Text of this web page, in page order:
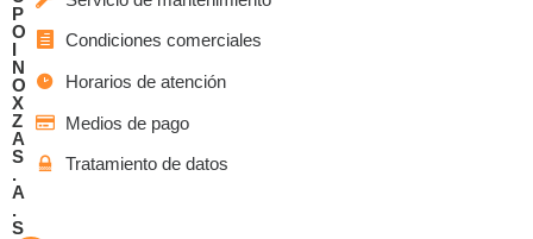
P
O
I
N
O
X
Z
A
S
.
A
.
S
Condiciones comerciales
Horarios de atención
Medios de pago
Tratamiento de datos